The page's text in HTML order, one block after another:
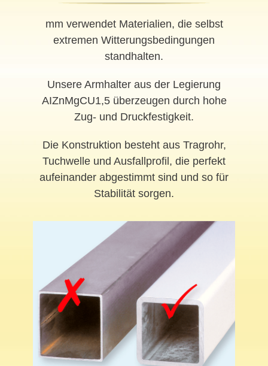
mm verwendet Materialien, die selbst
extremen Witterungsbedingungen
standhalten.
Unsere Armhalter aus der Legierung
AIZnMgCU1,5 überzeugen durch hohe
Zug- und Druckfestigkeit.
Die Konstruktion besteht aus Tragrohr,
Tuchwelle und Ausfallprofil, die perfekt
aufeinander abgestimmt sind und so für
Stabilität sorgen.